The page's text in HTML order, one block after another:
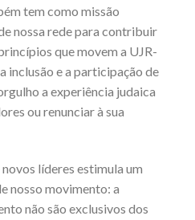
tem como missão
nossa rede para contribuir
que movem a UJR-
inclusão e a participação de
a experiência judaica
ou renunciar à sua
líderes estimula um
nosso movimento: a
não são exclusivos dos